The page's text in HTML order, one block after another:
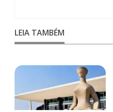
LEIA TAMBÉM